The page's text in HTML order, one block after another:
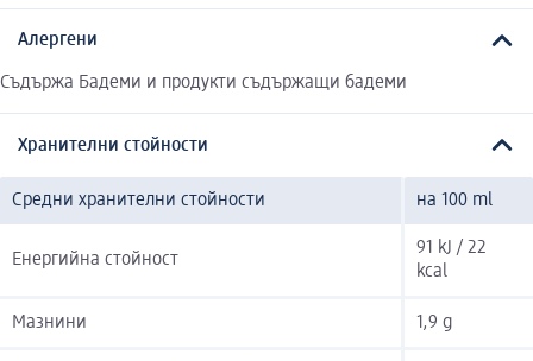
Алергени
Съдържа Бадеми и продукти съдържащи бадеми
Хранителни стойности
Средни хранителни стойности на 100 ml
Енергийна стойност
91 kJ / 22
kcal
Мазнини 1,9 g